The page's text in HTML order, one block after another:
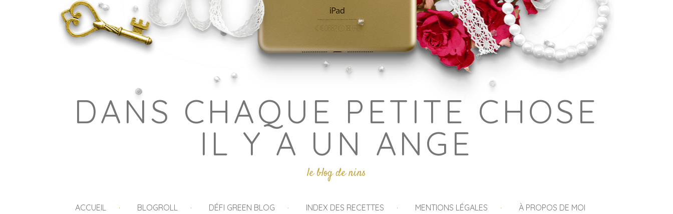
DANS CHAQUE PETITE CHOSE
IL Y A UN ANGE
le blog de nins
ACCUEIL BLOGROLL DÉFI GREEN BLOG INDEX DES RECETTES MENTIONS LÉGALES À PROPOS DE MOI